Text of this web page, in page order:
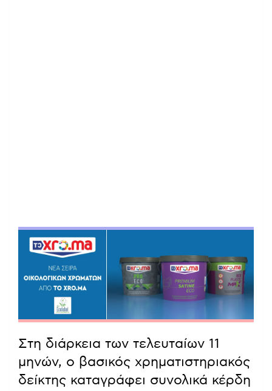
Στη διάρκεια των τελευταίων 11
μηνών, ο βασικός χρηματιστηριακός
δείκτης καταγράφει συνολικά κέρδη